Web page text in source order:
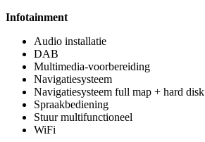
Infotainment
Audio installatie
DAB
Multimedia-voorbereiding
Navigatiesysteem
Navigatiesysteem full map + hard disk
Spraakbediening
Stuur multifunctioneel
WiFi